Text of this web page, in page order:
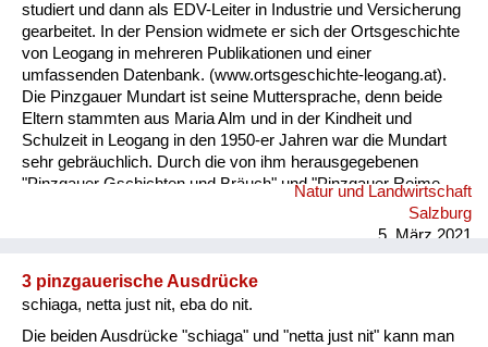
studiert und dann als EDV-Leiter in Industrie und Versicherung
gearbeitet. In der Pension widmete er sich der Ortsgeschichte
von Leogang in mehreren Publikationen und einer
umfassenden Datenbank. (www.ortsgeschichte-leogang.at).
Die Pinzgauer Mundart ist seine Muttersprache, denn beide
Eltern stammten aus Maria Alm und in der Kindheit und
Schulzeit in Leogang in den 1950-er Jahren war die Mundart
sehr gebräuchlich. Durch die von ihm herausgegebenen
"Pinzgauer Gschichten und Bräuch" und "Pinzgauer Reime,
Sprüche und Kuchltips" der Maria Almer Mundartdichterin
Gretl Widauer (1999) wurde sein Interesse an dieser Sprache
erarbeitet. ...
Natur und Landwirtschaft
Salzburg
5. März 2021
3 pinzgauerische Ausdrücke
schiaga, netta just nit, eba do nit.
Die beiden Ausdrücke "schiaga" und "netta just nit" kann man